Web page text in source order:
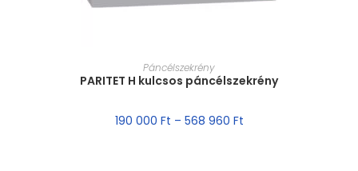
MÉRET VÁLASZTÁSA
Páncélszekrény
PARITET H kulcsos páncélszekrény
190 000 Ft – 568 960 Ft